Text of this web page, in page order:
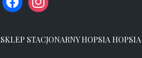
SKLEP STACJONARNY HOPSIA HOPSIA